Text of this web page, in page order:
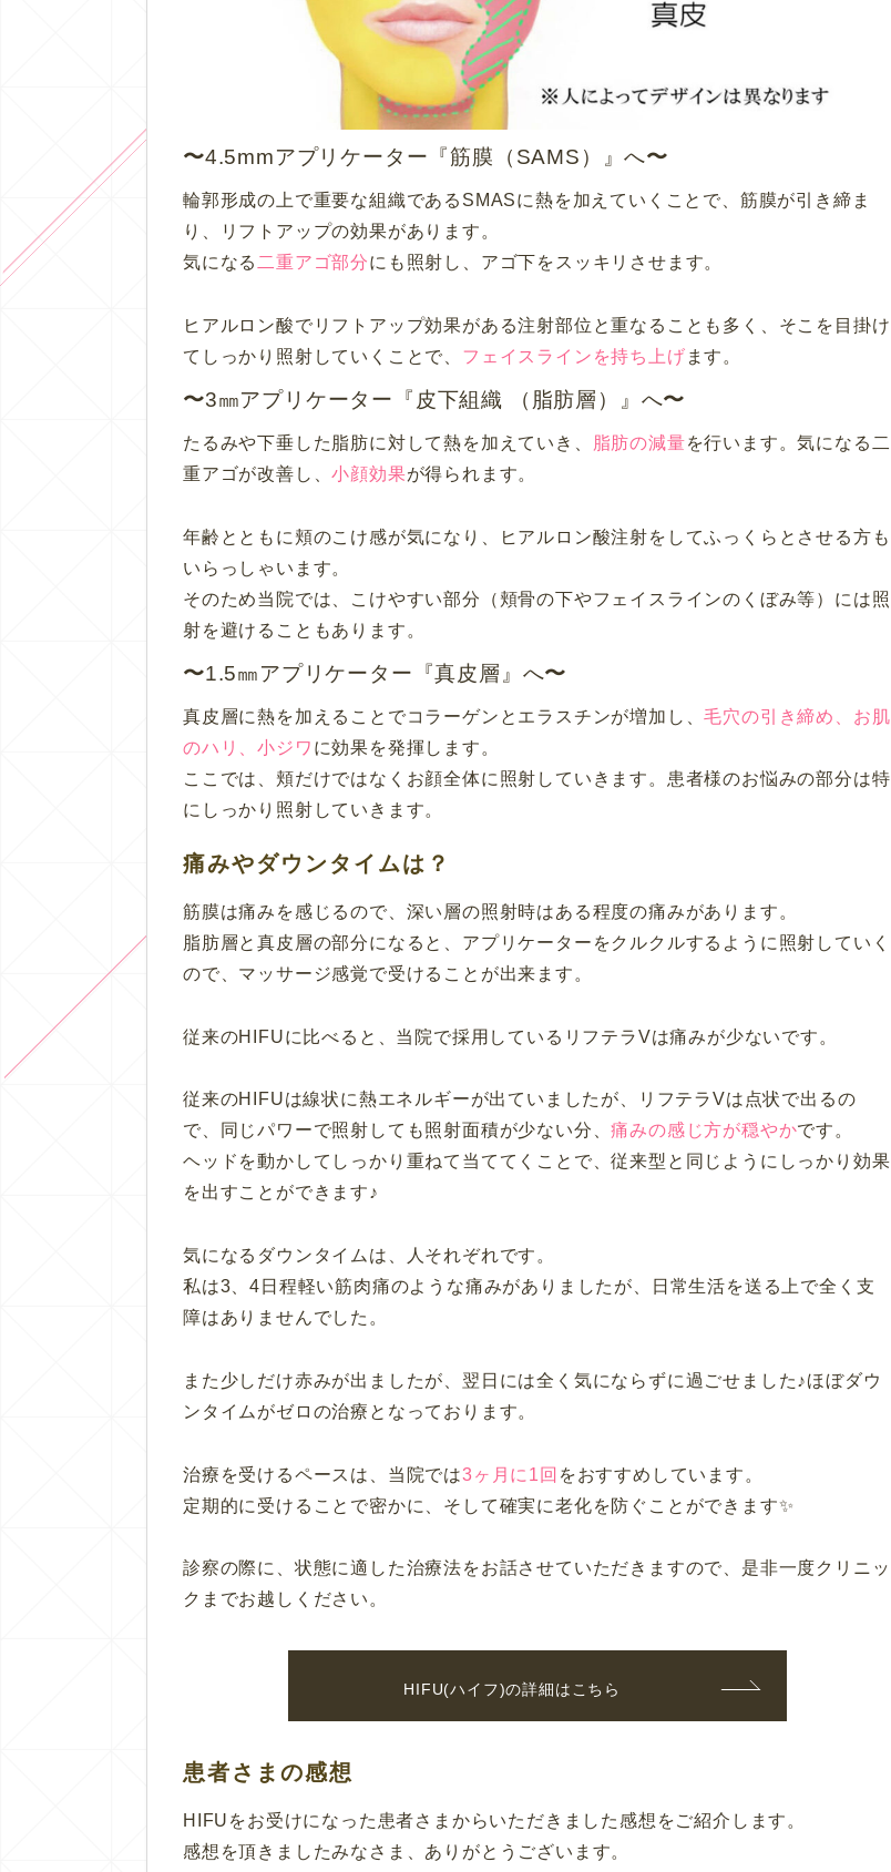
4.5mmアプリケーター『筋膜（SAMS）』へ
輪郭形成の上で重要な組織であるSMASに熱を加えていくことで、筋膜が引き締ま
り、リフトアップの効果があります。
気になる 二重アゴ部分にも照射し、アゴ下をスッキリさせます。
ヒアルロン酸でリフトアップ効果がある注射部位と重なることも多く、そこを目掛け
てしっかり照射していくことで、 フェイスラインを持ち上げ ます。
3㎜アプリケーター『皮下組織 （脂肪層）』へ
たるみや下垂した脂肪に対して熱を加えていき、 脂肪の減量を行います。気になる二
重アゴが改善し、小顔効果が得られます。
年齢とともに頬のこけ感が気になり、ヒアルロン酸注射をしてふっくらとさせる方も
いらっしゃいます。
そのため当院では、こけやすい部分（頬骨の下やフェイスラインのくぼみ等）には照
射を避けることもあります。
1.5㎜アプリケーター『真皮層』へ
真皮層に熱を加えることでコラーゲンとエラスチンが増加し、毛穴の引き締め、お肌
のハリ、小ジワ に効果を発揮します。
ここでは、頬だけではなくお顔全体に照射していきます。患者様のお悩みの部分は特
にしっかり照射していきます。
痛みやダウンタイムは？
筋膜は痛みを感じるので、深い層の照射時はある程度の痛みがあります。
脂肪層と真皮層の部分になると、アプリケーターをクルクルするように照射していく
ので、マッサージ感覚で受けることが出来ます。
従来のHIFUに比べると、当院で採用しているリフテラVは痛みが少ないです。
従来のHIFUは線状に熱エネルギーが出ていましたが、リフテラVは点状で出るの
で、同じパワーで照射しても照射面積が少ない分、痛みの感じ方が穏やかです。
ヘッドを動かしてしっかり重ねて当ててくことで、従来型と同じようにしっかり効果
を出すことができます♪
気になるダウンタイムは、人それぞれです。
私は3、4日程軽い筋肉痛のような痛みがありましたが、日常生活を送る上で全く支
障はありませんでした。
また少しだけ赤みが出ましたが、翌日には全く気にならずに過ごせました♪ほぼダウ
ンタイムがゼロの治療となっております。
治療を受けるペースは、当院では3ヶ月に1回 をおすすめしています。
定期的に受けることで密かに、そして確実に老化を防ぐことができます✨
診察の際に、状態に適した治療法をお話させていただきますので、是非一度クリニッ
クまでお越しください。
HIFU(ハイフ)の詳細はこちら
患者さまの感想
HIFUをお受けになった患者さまからいただきました感想をご紹介します。
感想を頂きましたみなさま、ありがとうございます。